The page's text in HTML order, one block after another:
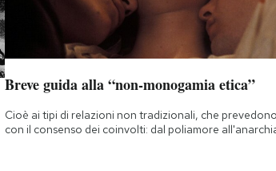
Breve guida alla “non-monogamia etica”
Cioè ai tipi di relazioni non tradizionali, che
con il consenso dei coinvolti: dal poliamore